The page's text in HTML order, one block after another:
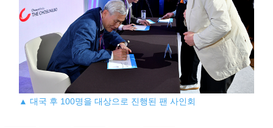
▲ 대국 후 100명을 대상으로 진행된 팬 사인회